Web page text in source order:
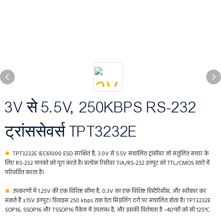
3V से 5.5V, 250KBPS RS-232
ट्रांससेवर्स TPT3232E
◉ TPT3232E IEC61000 ESD संरक्षित है, 3.0V से 5.5V संचालित ट्रांसीवर जो संतुलित संचार के
लिए RS-232 मानकों को पूरा करते हैं। प्रत्येक रिसीवर TIA/RS-232 इनपुट को TTL/CMOS स्तरों में
परिवर्तित करता है।
◉ उपकरणों में 1.25V की एक विशिष्ट सीमा है, 0.3V का एक विशिष्ट हिस्टैरिसीस, और स्वीकार कर
सकते हैं ±15V इनपुट। डिवाइस 250 kbps तक डेटा सिग्नलिंग दरों पर संचालित होता है। TPT3232E
SOP16, SSOP16 और TSSOP16 पैकेज में उपलब्ध है, और इसकी विशेषता है –40°सी को सी 125°C.